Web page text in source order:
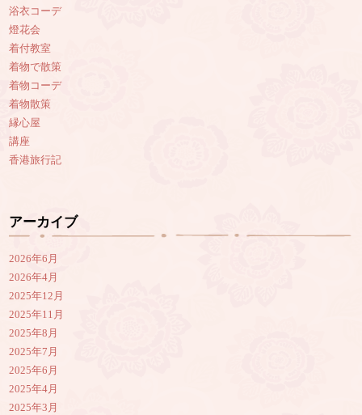
浴衣コーデ
燈花会
着付教室
着物で散策
着物コーデ
着物散策
縁心屋
講座
香港旅行記
アーカイブ
2026年6月
2026年4月
2025年12月
2025年11月
2025年8月
2025年7月
2025年6月
2025年4月
2025年3月